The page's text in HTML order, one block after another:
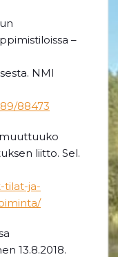
–
NMI
88473
liitto. Sel.
tilat-ja-
13.8.2018.